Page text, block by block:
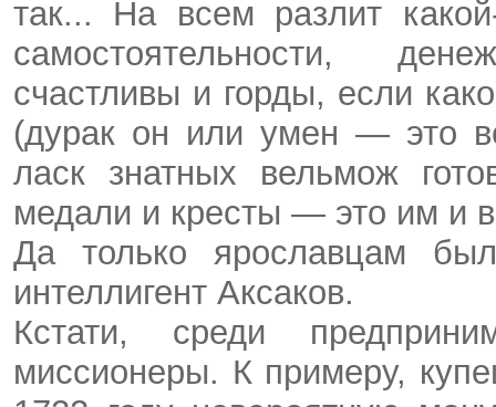
так... На всем разлит
самостоятельности,
счастливы и горды, если
(дурак он или умен — это
ласк знатных вельмож
медали и кресты — это им и
Да только ярославцам
интеллигент Аксаков.
Кстати, среди
миссионеры. К примеру,